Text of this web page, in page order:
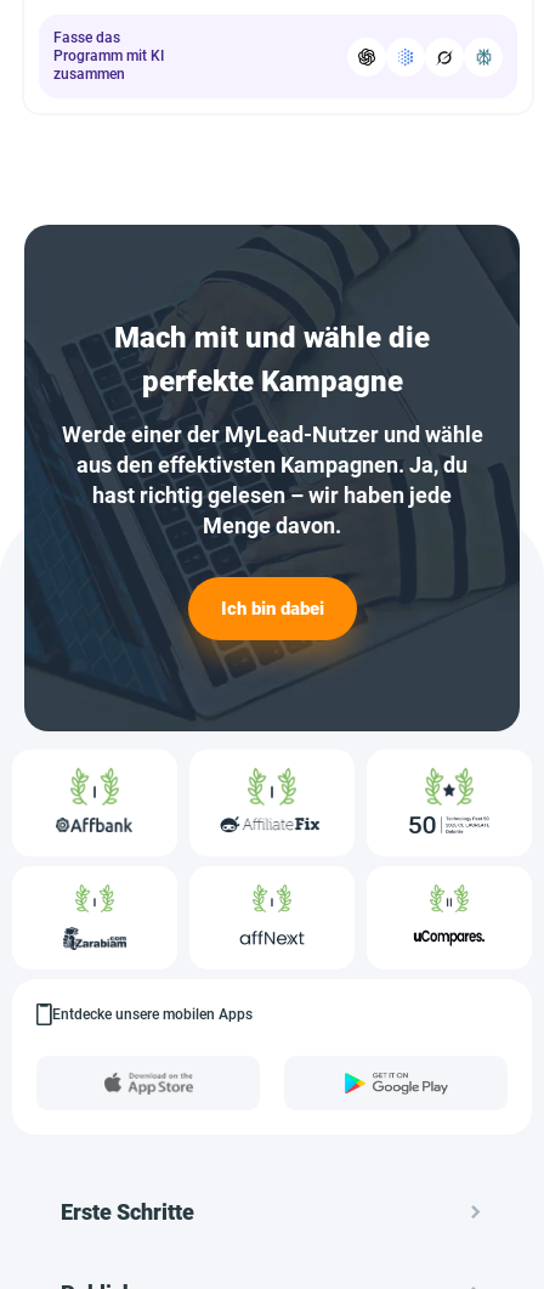
Fasse das
Programm mit KI
zusammen
Mach mit und wähle die
perfekte Kampagne
Werde einer der MyLead-Nutzer und wähle
aus den effektivsten Kampagnen. Ja, du
hast richtig gelesen – wir haben jede
Menge davon.
Ich bin dabei
Entdecke unsere mobilen Apps
Erste Schritte